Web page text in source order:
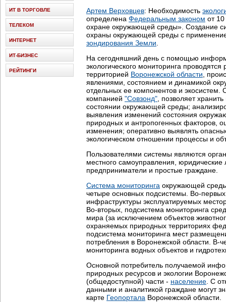
Артем Верховцев: Необходимость
определена Федеральным законом от
охране окружающей среды». Создание
охраны окружающей среды с
зондирования Земли
На сегодняшний день с помощью
экологического мониторинга
территорией Воронежской области ,
явлениями, состоянием и динамикой
отдельных ее компонентов и экосистем.
компанией "Совзонд" , позволяет
состоянии окружающей среды;
выявления изменений состояния
природных и антропогенных факторов,
изменения; оперативно выявлять
экологическом отношении процессы и
Пользователями системы являются
местного самоуправления,
предприниматели и простые граждане.
Система мониторинга окружающей
четыре основных подсистемы. Во-
инфраструктуры эксплуатируемых
Во-вторых, подсистема мониторинга
мира (за исключением объектов
охраняемых природных территориях
подсистема мониторинга мест
потребления в Воронежской области. В-
мониторинга водных объектов и
Основной потребитель получаемой
природных ресурсов и экологии
(общедоступной) части - население . С
данными и аналитикой граждане могут
карте Геопортала Воронежской области.
ИТ В ТОРГОВЛЕ
ТЕЛЕКОМ
ИНТЕРНЕТ
ИТ-БИЗНЕС
РЕЙТИНГИ